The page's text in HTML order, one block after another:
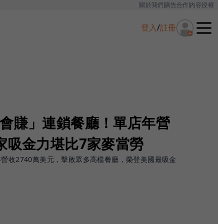
關於我們廣告合作內容授權
登入/註冊
賺」連鎖餐廳！單店年營
吸金力堪比7家麥當勞
收2740萬美元，擊敗眾多高檔餐廳，榮登美國最吸金